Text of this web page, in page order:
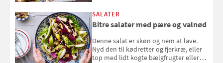
SALATER
Bitre salater med pære og valnød
Denne salat er skøn og nem at lave.
Nyd den til kødretter og fjerkræ, eller
top med lidt kogte bælgfrugter eller